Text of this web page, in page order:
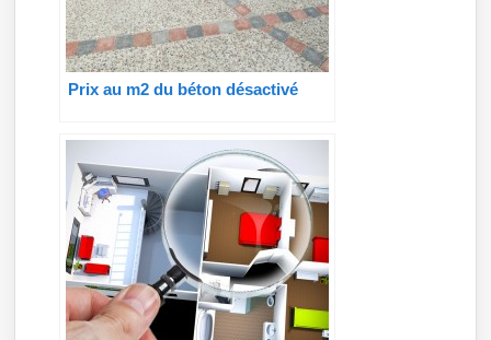
Prix au m2 du béton désactivé